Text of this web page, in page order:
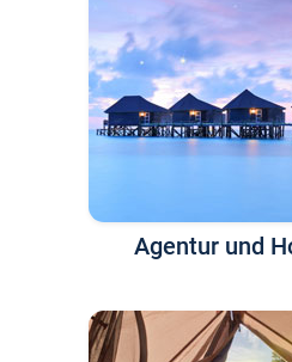
Agentur und